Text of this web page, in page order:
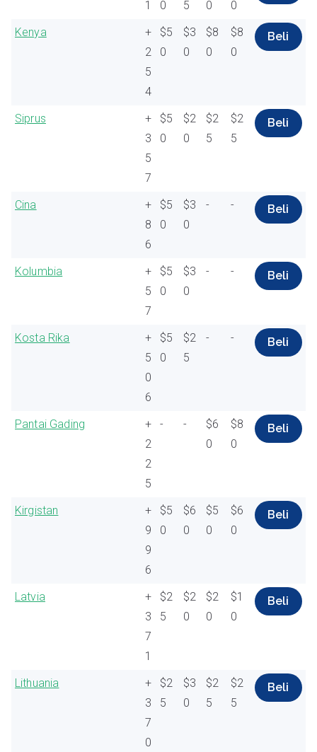
1
0
5
0
0
Kenya
+
2
5
4
$5
0
$3
0
$8
0
$8
0
Beli
Siprus
+
3
5
7
$5
0
$2
0
$2
5
$2
5
Beli
Cina
+
8
6
$5
0
$3
0
- - Beli
Kolumbia
+
5
7
$5
0
$3
0
- - Beli
Kosta Rika
+
5
0
6
$5
0
$2
5
- - Beli
Pantai Gading
+
2
2
5
- -
$6
0
$8
0
Beli
Kirgistan
+
9
9
6
$5
0
$6
0
$5
0
$6
0
Beli
Latvia
+
3
7
1
$2
5
$2
0
$2
0
$1
0
Beli
Lithuania
+
3
7
0
$2
5
$3
0
$2
5
$2
5
Beli